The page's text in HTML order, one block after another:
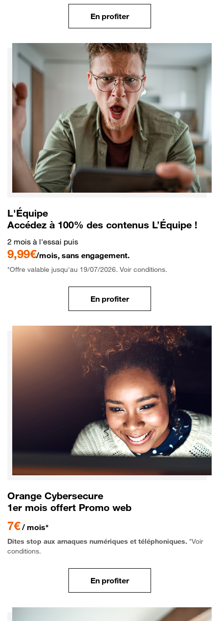
En profiter
L'Équipe
Accédez à 100% des contenus L’Équipe !
2 mois à l'essai puis
9,99€/mois, sans engagement.
*Offre valable jusqu'au 19/07/2026. Voir conditions.
En profiter
Orange Cybersecure
1er mois offert Promo web
7€ / mois*
Dites stop aux arnaques numériques et téléphoniques. *Voir
conditions.
En profiter